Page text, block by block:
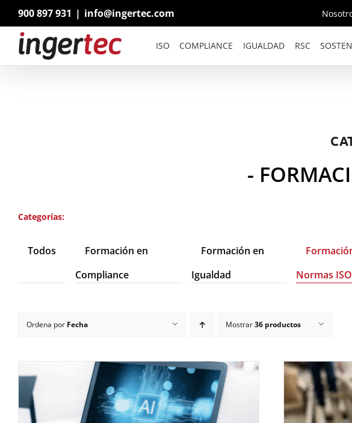
contenido
900 897 931 | info@ingertec.com
ISO COMPLIANCE IGUALDAD RSC
-
Categorías:
Todos
Formación en
Compliance
Formación en
Igualdad
Normas ISO
Ordena por Fecha Mostrar36 productos